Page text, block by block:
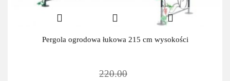
Pergola ogrodowa łukowa 215 cm wysokości
220.00